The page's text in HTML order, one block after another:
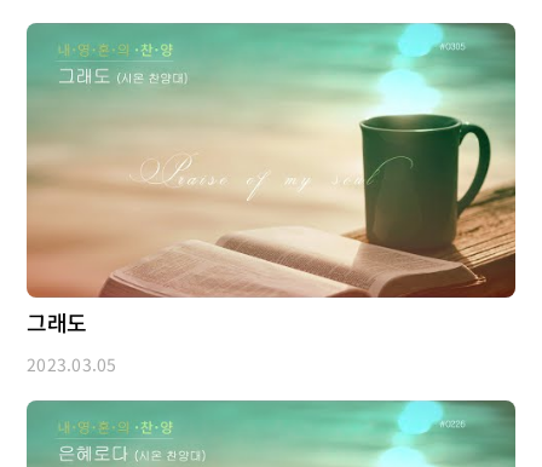
그래도
2023.03.05